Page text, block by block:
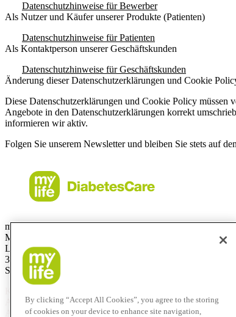
Datenschutzhinweise für Bewerber
Als Nutzer und Käufer unserer Produkte (Patienten)
Datenschutzhinweise für Patienten
Als Kontaktperson unserer Geschäftskunden
Datenschutzhinweise für Geschäftskunden
Änderung dieser Datenschutzerklärungen und Cookie
Diese Datenschutzerklärungen und Cookie Policy müssen
Angebote in den Datenschutzerklärungen korrekt
informieren wir aktiv.
Folgen Sie unserem Newsletter und bleiben Sie stets auf
mylife Diabetes Care AG
Markt Schweiz
Lyssachstrasse 40
3400 Burgdorf
Switzerland
Aus der Schweiz:0800 44 11 44
Aus dem Ausland: +41 58 234 71 11
By clicking “Accept All Cookies”, you agree to the storing
of cookies on your device to enhance site navigation,